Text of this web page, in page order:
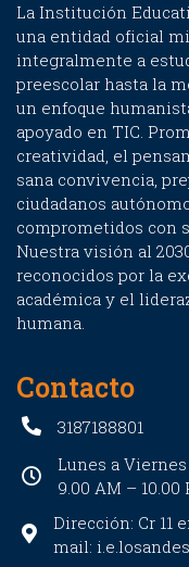
La Institución
una entidad oficial
integralmente a
preescolar hasta la
un enfoque
apoyado en TIC.
creatividad, el
sana convivencia,
ciudadanos
comprometidos con
Nuestra visión al
reconocidos por la
académica y el
humana.
Contacto
3187188801
Lunes a Viernes
9.00 AM – 10.00
Dirección: Cr 11
mail: